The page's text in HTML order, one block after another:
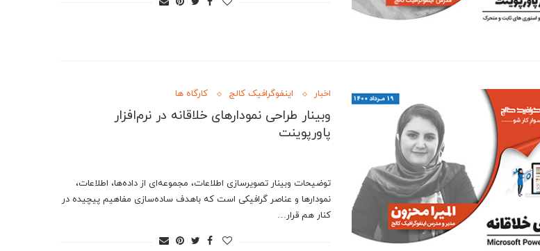
اخبار اینفوگرافیک کالج کارگاه ها
وبینار طراحی نمودارهای خلاقانه در نرم‌افزار
پاورپوینت
توضیحات وبینار تصویرسازی اطلاعات، مجموعه‌ای از داده‌ها، اطلاعات،
نمودارها و عناصر گرافیکی است که باهدف ساده‌سازی مفاهیم پیچیده در
کنار هم قرار…